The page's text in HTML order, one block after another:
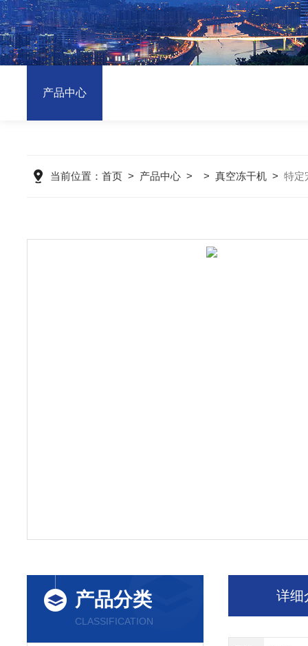
产品中心
当前位置： 首页 > 产品中心 > > 真空冻干机 > 特定
产品分类
CLASSIFICATION
详细